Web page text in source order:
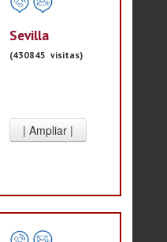
Sevilla
(430845 visitas)